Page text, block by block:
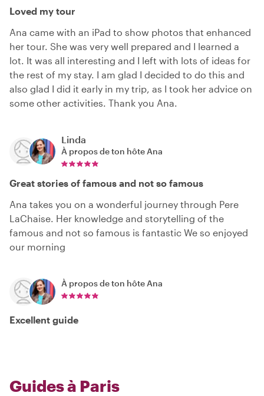
Loved my tour
Ana came with an iPad to show photos that enhanced
her tour. She was very well prepared and I learned a
lot. It was all interesting and I left with lots of ideas for
the rest of my stay. I am glad I decided to do this and
also glad I did it early in my trip, as I took her advice on
some other activities. Thank you Ana.
Linda
À propos de ton hôte Ana
Great stories of famous and not so famous
Ana takes you on a wonderful journey through Pere
LaChaise. Her knowledge and storytelling of the
famous and not so famous is fantastic We so enjoyed
our morning
À propos de ton hôte Ana
Excellent guide
Guides à Paris